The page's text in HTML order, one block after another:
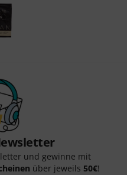
und gewinne mit
über jeweils 50€!